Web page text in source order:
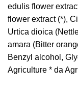
edulis flower
flower extract (*),
Urtica dioica
amara (Bitter
Benzyl alcohol,
Agriculture * da